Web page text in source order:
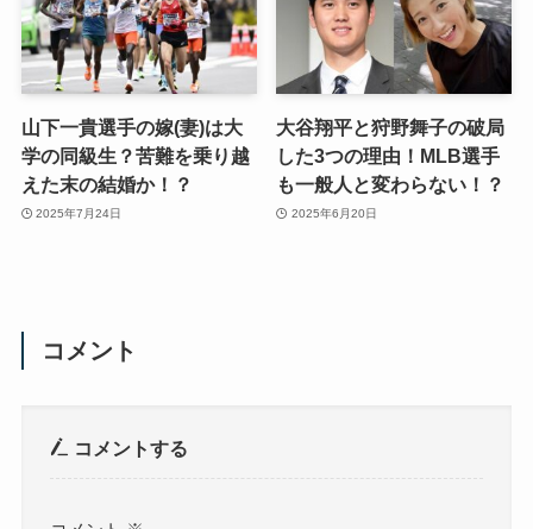
山下一貴選手の嫁(妻)は大
学の同級生？苦難を乗り越
えた末の結婚か！？
2025年7月24日
大谷翔平と狩野舞子の破局
した3つの理由！MLB選手
も一般人と変わらない！？
2025年6月20日
コメント
コメントする